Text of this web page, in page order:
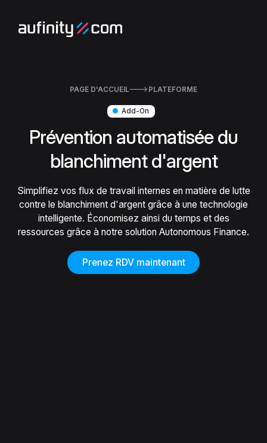
PAGE D'ACCUEIL PLATEFORME
● Add-On
Prévention automatisée du
blanchiment d'argent
Simplifiez vos flux de travail internes en matière de lutte
contre le blanchiment d'argent grâce à une technologie
intelligente. Économisez ainsi du temps et des
ressources grâce à notre solution Autonomous Finance.
Prenez RDV maintenant